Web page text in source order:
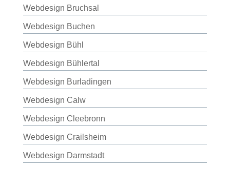
Webdesign Bruchsal
Webdesign Buchen
Webdesign Bühl
Webdesign Bühlertal
Webdesign Burladingen
Webdesign Calw
Webdesign Cleebronn
Webdesign Crailsheim
Webdesign Darmstadt